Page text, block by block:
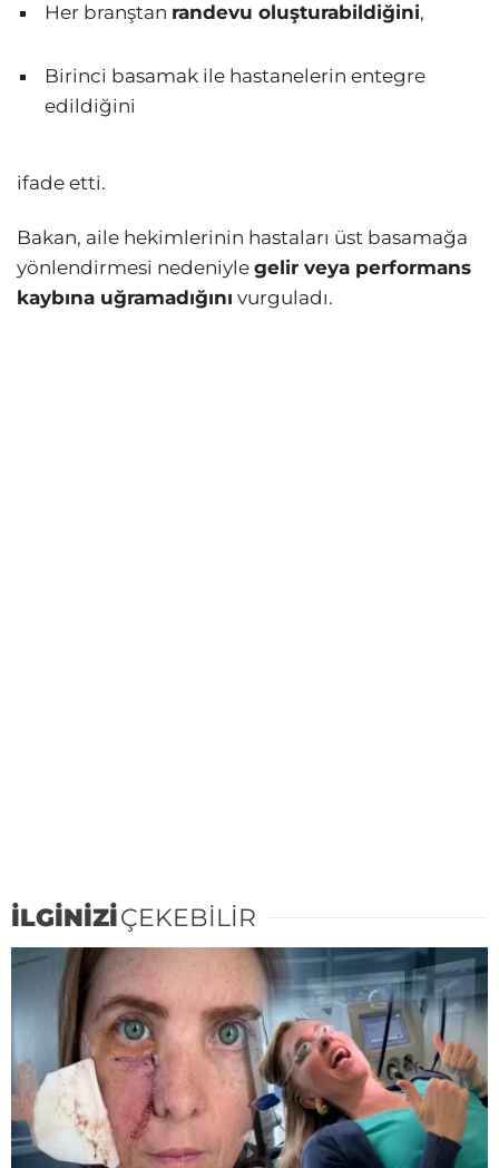
Her branştan randevu oluşturabildiğini,
Birinci basamak ile hastanelerin entegre
edildiğini
ifade etti.
Bakan, aile hekimlerinin hastaları üst basamağa
yönlendirmesi nedeniyle gelir veya performans
kaybına uğramadığını vurguladı.
İLGİNİZİÇEKEBİLİR